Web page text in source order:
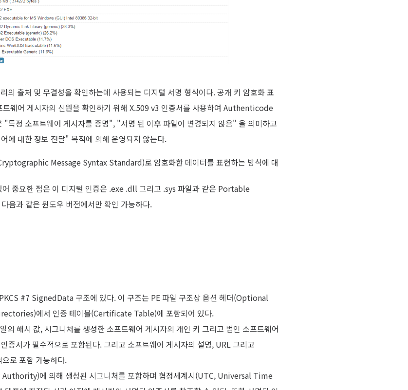
출처 및 무결성을 확인하는데 사용되는 디지털 서명 형식이다. 공개 키 암호화 표
트웨어 게시자의 신원을 확인하기 위해 X.509 v3 인증서를 사용하여 Authenticode
"특정 소프트웨어 게시자를 증명", "서명 된 이후 파일이 변경되지 않음" 을 의미하고
에 대한 정보 전달" 목적에 의해 운영되지 않는다.
Message Syntax Standard)로 암호화한 데이터를 표현하는 방식에 대
중요한 점은 이 디지털 인증은 .exe .dll 그리고 .sys 파일과 같은 Portable
음과 같은 윈도우 버전에서만 확인 가능하다.
#7 SignedData 구조에 있다. 이 구조는 PE 파일 구조상 옵션 헤더(Optional
에서 인증 테이블(Certificate Table)에 포함되어 있다.
해시 값, 시그니처를 생성한 소프트웨어 게시자의 개인 키 그리고 법인 소프트웨어
증서가 필수적으로 포함된다. 그리고 소프트웨어 게시자의 설명, URL 그리고
로 포함 가능하다.
에 의해 생성된 시그니처를 포함하며 협정세계시(UTC, Universal Time